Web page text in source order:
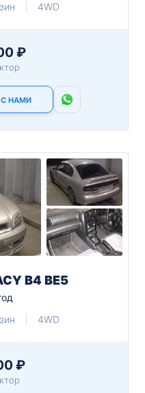
4WD
₽
С НАМИ
B4 BE5
4WD
₽